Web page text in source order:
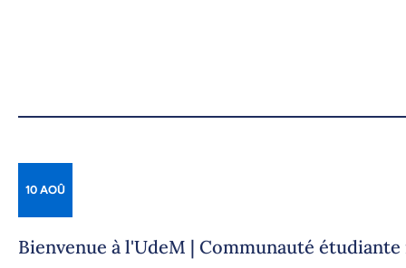
10 AOÛ
Bienvenue à l'UdeM | Communauté